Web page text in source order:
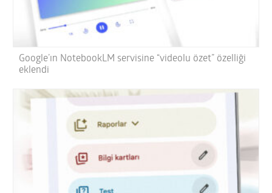
Google’ın NotebookLM servisine “videolu özet” özelliği
eklendi